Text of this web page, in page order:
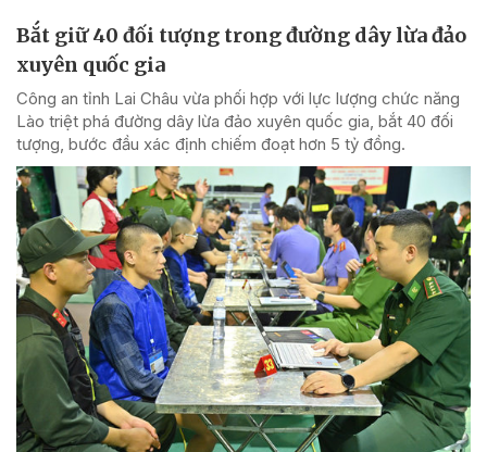
Bắt giữ 40 đối tượng trong đường dây lừa đảo
xuyên quốc gia
Công an tỉnh Lai Châu vừa phối hợp với lực lượng chức năng
Lào triệt phá đường dây lừa đảo xuyên quốc gia, bắt 40 đối
tượng, bước đầu xác định chiếm đoạt hơn 5 tỷ đồng.